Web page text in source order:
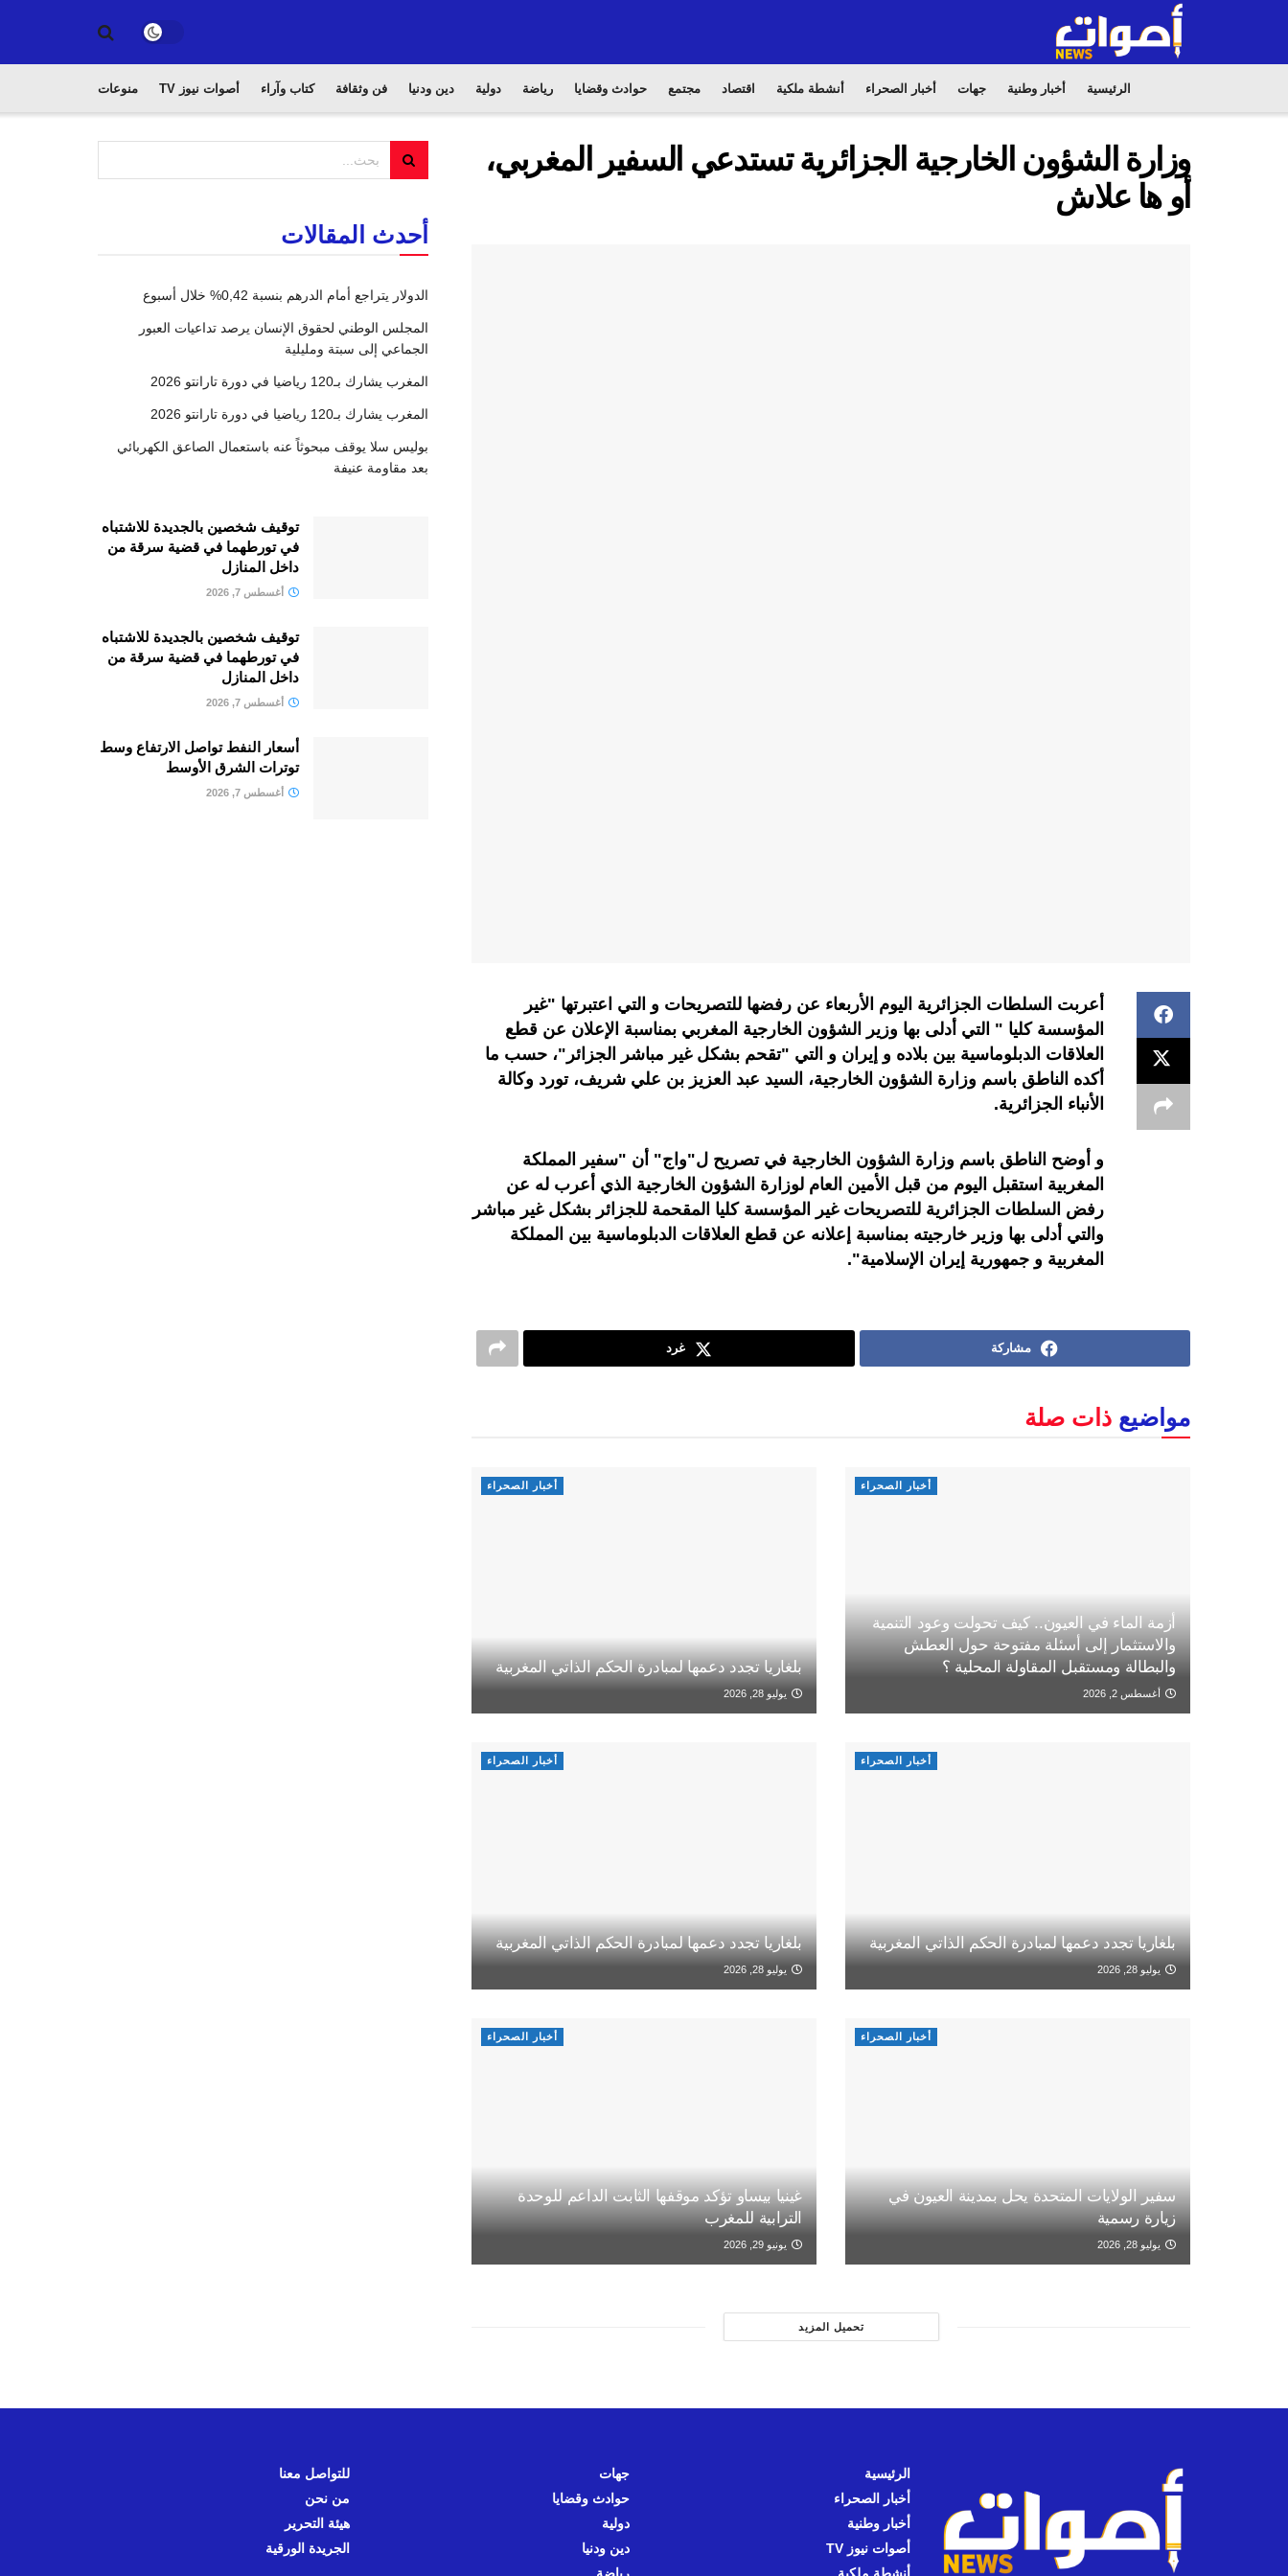
الرئيسية أخبار وطنية جهات أخبار الصحراء أنشطة ملكية اقتصاد مجتمع حوادث وقضايا رياضة دولية دين ودنيا فن وثقافة كتاب وآراء أصوات نيوز TV منوعات
وزارة الشؤون الخارجية الجزائرية تستدعي السفير المغربي،
أو ها علاش
أعربت السلطات الجزائرية اليوم الأربعاء عن رفضها للتصريحات و التي اعتبرتها "غير
المؤسسة كليا " التي أدلى بها وزير الشؤون الخارجية المغربي بمناسبة الإعلان عن قطع
العلاقات الدبلوماسية بين بلاده و إيران و التي "تقحم بشكل غير مباشر الجزائر"، حسب ما
أكده الناطق باسم وزارة الشؤون الخارجية، السيد عبد العزيز بن علي شريف، تورد وكالة
الأنباء الجزائرية.
و أوضح الناطق باسم وزارة الشؤون الخارجية في تصريح ل"واج" أن "سفير المملكة
المغربية استقبل اليوم من قبل الأمين العام لوزارة الشؤون الخارجية الذي أعرب له عن
رفض السلطات الجزائرية للتصريحات غير المؤسسة كليا المقحمة للجزائر بشكل غير مباشر
والتي أدلى بها وزير خارجيته بمناسبة إعلانه عن قطع العلاقات الدبلوماسية بين المملكة
المغربية و جمهورية إيران الإسلامية".
مشاركة غرد
مواضيع ذات صلة
أخبار الصحراء
أزمة الماء في العيون.. كيف تحولت وعود التنمية
والاستثمار إلى أسئلة مفتوحة حول العطش
والبطالة ومستقبل المقاولة المحلية ؟
أغسطس 2, 2026
أخبار الصحراء
بلغاريا تجدد دعمها لمبادرة الحكم الذاتي المغربية
يوليو 28, 2026
أخبار الصحراء
بلغاريا تجدد دعمها لمبادرة الحكم الذاتي المغربية
يوليو 28, 2026
أخبار الصحراء
بلغاريا تجدد دعمها لمبادرة الحكم الذاتي المغربية
يوليو 28, 2026
أخبار الصحراء
سفير الولايات المتحدة يحل بمدينة العيون في
زيارة رسمية
يوليو 28, 2026
أخبار الصحراء
غينيا بيساو تؤكد موقفها الثابت الداعم للوحدة
الترابية للمغرب
يونيو 29, 2026
تحميل المزيد
أحدث المقالات
الدولار يتراجع أمام الدرهم بنسبة 0,42% خلال أسبوع
المجلس الوطني لحقوق الإنسان يرصد تداعيات العبور
الجماعي إلى سبتة ومليلية
المغرب يشارك بـ120 رياضيا في دورة تارانتو 2026
المغرب يشارك بـ120 رياضيا في دورة تارانتو 2026
بوليس سلا يوقف مبحوثاً عنه باستعمال الصاعق الكهربائي
بعد مقاومة عنيفة
توقيف شخصين بالجديدة للاشتباه
في تورطهما في قضية سرقة من
داخل المنازل
أغسطس 7, 2026
توقيف شخصين بالجديدة للاشتباه
في تورطهما في قضية سرقة من
داخل المنازل
أغسطس 7, 2026
أسعار النفط تواصل الارتفاع وسط
توترات الشرق الأوسط
أغسطس 7, 2026
الرئيسية
أخبار الصحراء
أخبار وطنية
أصوات نيوز TV
جهات
حوادث وقضايا
دولية
دين ودنيا
للتواصل معنا
من نحن
هيئة التحرير
الجريدة الورقية